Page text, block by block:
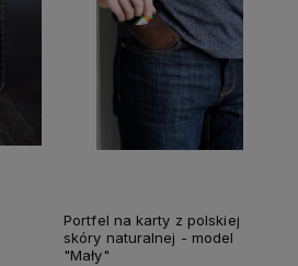
Portfel na karty z polskiej
skóry naturalnej - model
"Mały"